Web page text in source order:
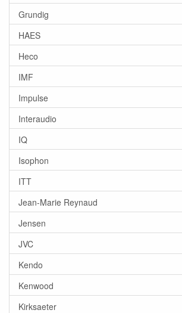
Grundig
HAES
Heco
IMF
Impulse
Interaudio
IQ
Isophon
ITT
Jean-Marie Reynaud
Jensen
JVC
Kendo
Kenwood
Kirksaeter